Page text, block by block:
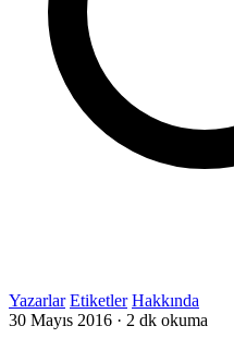
Yazarlar Etiketler Hakkında
30 Mayıs 2016 · 2 dk okuma